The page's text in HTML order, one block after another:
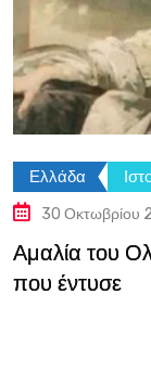
Ελλάδα
30 Οκτωβρίου
Αμαλία του
που έντυσε